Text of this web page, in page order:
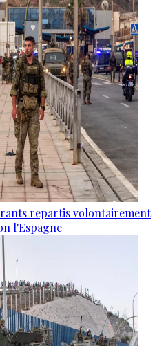
repartis volontairement
l'Espagne